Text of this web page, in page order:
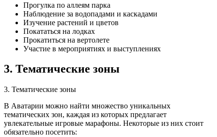
Прогулка по аллеям парка
Наблюдение за водопадами и каскадами
Изучение растений и цветов
Покататься на лодках
Прокатиться на вертолете
Участие в мероприятиях и выступлениях
3. Тематические зоны
3. Тематические зоны
В Аватарии можно найти множество уникальных
тематических зон, каждая из которых предлагает
увлекательные игровые марафоны. Некоторые из них стоит
обязательно посетить: